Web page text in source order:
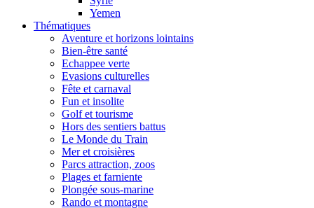
Yemen
Thématiques
Aventure et horizons lointains
Bien-être santé
Echappee verte
Evasions culturelles
Fête et carnaval
Fun et insolite
Golf et tourisme
Hors des sentiers battus
Le Monde du Train
Mer et croisières
Parcs attraction, zoos
Plages et farniente
Plongée sous-marine
Rando et montagne